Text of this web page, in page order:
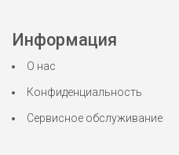
Информация
О нас
Конфиденциальность
Сервисное обслуживание